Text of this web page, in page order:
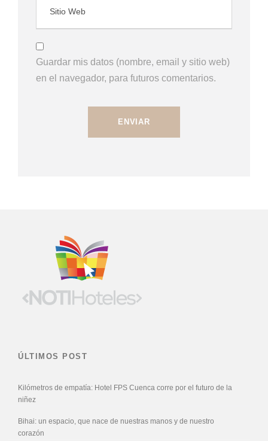
Guardar mis datos (nombre, email y sitio web)
en el navegador, para futuros comentarios.
ÚLTIMOS POST
Kilómetros de empatía: Hotel FPS Cuenca corre por el futuro de la
niñez
Bihai: un espacio, que nace de nuestras manos y de nuestro
corazón